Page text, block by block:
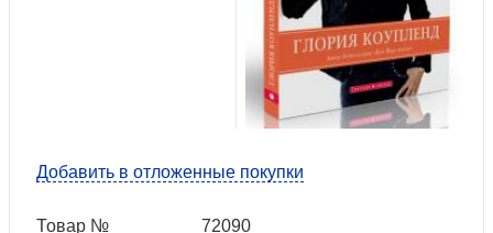
Добавить в отложенные покупки
Товар №
72090